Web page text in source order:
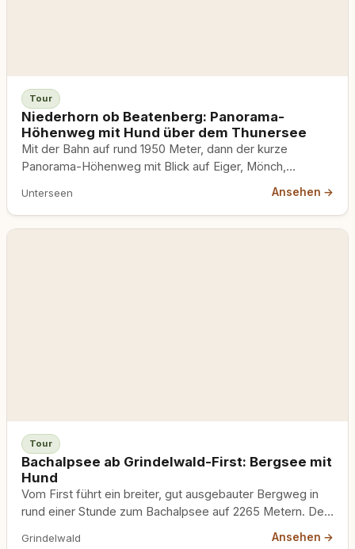
Tour
Niederhorn ob Beatenberg: Panorama-
Höhenweg mit Hund über dem Thunersee
Mit der Bahn auf rund 1950 Meter, dann der kurze
Panorama-Höhenweg mit Blick auf Eiger, Mönch,
Jungfrau und den Thunersee. Leicht, gut mit Hund,
Steinbock-Gebiet.
Unterseen Ansehen →
Tour
Bachalpsee ab Grindelwald-First: Bergsee mit
Hund
Vom First führt ein breiter, gut ausgebauter Bergweg in
rund einer Stunde zum Bachalpsee auf 2265 Metern. Der
See spiegelt die Schreckhorn-Kette. Eine der einfachsten
Grindelwald Ansehen →